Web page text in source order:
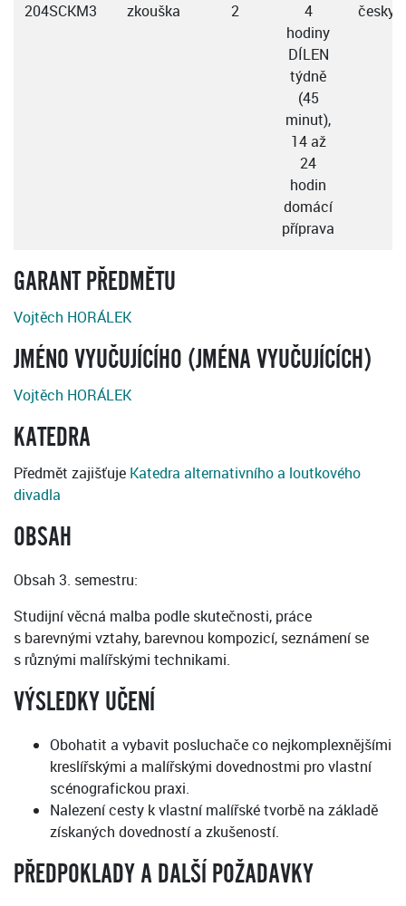
204SCKM3 zkouška 2
4
hodiny
DÍLEN
týdně
(45
minut),
14 až
24
hodin
domácí
příprava
česky
GARANT PŘEDMĚTU
Vojtěch HORÁLEK
JMÉNO VYUČUJÍCÍHO (JMÉNA VYUČUJÍCÍCH)
Vojtěch HORÁLEK
KATEDRA
Předmět zajišťuje Katedra alternativního a loutkového
divadla
OBSAH
Obsah 3. semestru:
Studijní věcná malba podle skutečnosti, práce
s barevnými vztahy, barevnou kompozicí, seznámení se
s různými malířskými technikami.
VÝSLEDKY UČENÍ
Obohatit a vybavit posluchače co nejkomplexnějšími
kreslířskými a malířskými dovednostmi pro vlastní
scénografickou praxi.
Nalezení cesty k vlastní malířské tvorbě na základě
získaných dovedností a zkušeností.
PŘEDPOKLADY A DALŠÍ POŽADAVKY